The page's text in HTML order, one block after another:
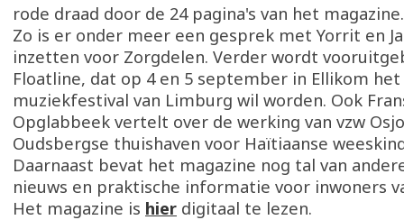
rode draad door de 24 pagina's van het magazine.
Zo is er onder meer een gesprek met Yorrit en
inzetten voor Zorgdelen. Verder wordt
Floatline, dat op 4 en 5 september in Ellikom
muziekfestival van Limburg wil worden. Ook
Opglabbeek vertelt over de werking van vzw
Oudsbergse thuishaven voor Haïtiaanse
Daarnaast bevat het magazine nog tal van
nieuws en praktische informatie voor inwoners
Het magazine is hier digitaal te lezen.